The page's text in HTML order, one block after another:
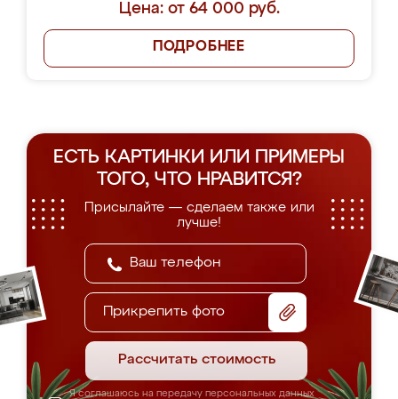
Цена: от 64 000 руб.
ПОДРОБНЕЕ
ЕСТЬ КАРТИНКИ ИЛИ ПРИМЕРЫ
ТОГО, ЧТО НРАВИТСЯ?
Присылайте — сделаем также или
лучше!
Прикрепить фото
Рассчитать стоимость
Я соглашаюсь на передачу персональных данных